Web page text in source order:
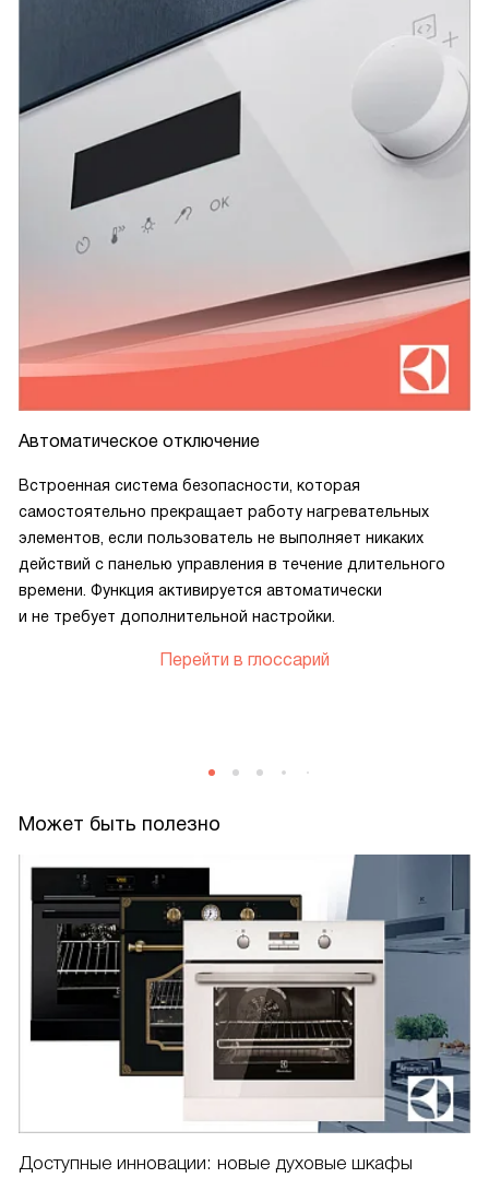
Автоматическое отключение
Встроенная система безопасности, которая
самостоятельно прекращает работу нагревательных
элементов, если пользователь не выполняет никаких
действий с панелью управления в течение длительного
времени. Функция активируется автоматически
и не требует дополнительной настройки.
Перейти в глоссарий
Может быть полезно
Доступные инновации: новые духовые шкафы